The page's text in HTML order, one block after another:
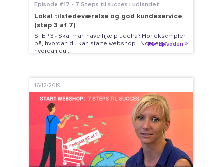
Episode #17 - 7 Steps til succes i udlandet
Lokal tilstedeværelse og god kundeservice
(step 3 af 7)
STEP 3 - Skal man have hjælp udefra? Hør eksempler
på, hvordan du kan starte webshop i Norge og
hvordan du...
Hør Episoden
16/12/2019